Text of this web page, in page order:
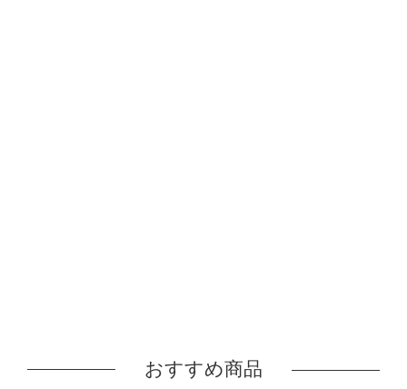
おすすめ商品